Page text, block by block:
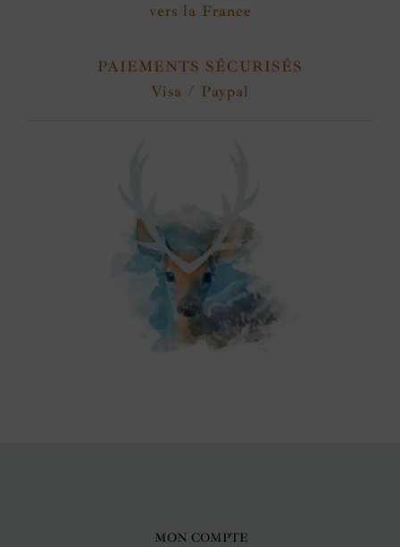
vers la France
PAIEMENTS SÉCURISÉS
Visa / Paypal
MON COMPTE